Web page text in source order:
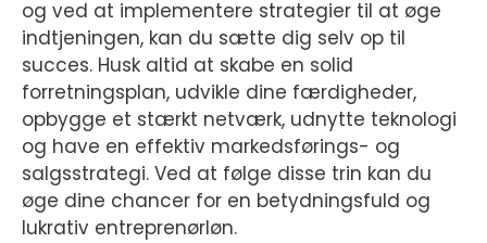
og ved at implementere strategier til at øge
indtjeningen, kan du sætte dig selv op til
succes. Husk altid at skabe en solid
forretningsplan, udvikle dine færdigheder,
opbygge et stærkt netværk, udnytte teknologi
og have en effektiv markedsførings- og
salgsstrategi. Ved at følge disse trin kan du
øge dine chancer for en betydningsfuld og
lukrativ entreprenørløn.